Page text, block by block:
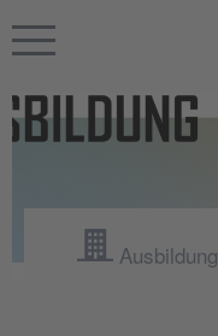
Ausbildung